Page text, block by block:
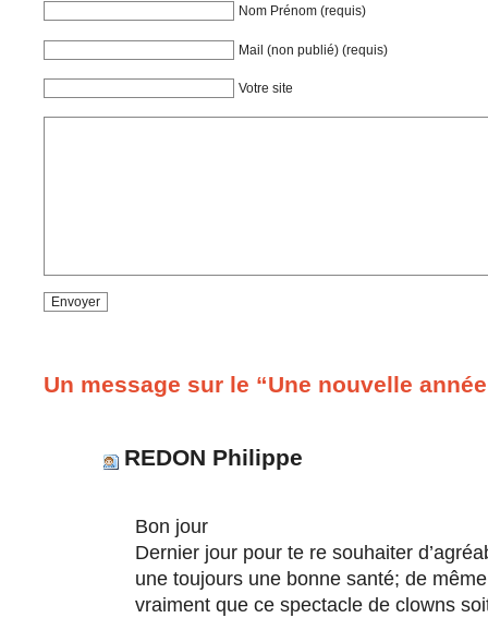
Nom Prénom (requis)
Mail (non publié) (requis)
Votre site
Un message sur le “Une nouvelle
REDON Philippe
Bon jour
Dernier jour pour te re souhaiter
une toujours une bonne santé; de
vraiment que ce spectacle de clowns